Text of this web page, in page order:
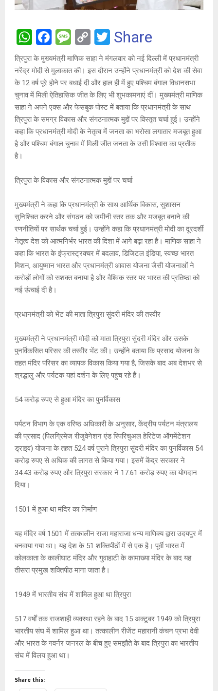
W
h
at
s
A
p
p
F
a
ce
b
o
o
k
M
es
s
a
g
e
C
o
py
Li
n
k
T
wi
tt
er
Share
त्रिपुरा के मुख्यमंत्री माणिक साहा ने मंगलवार को नई दिल्ली में प्रधानमंत्री
नरेंद्र मोदी से मुलाकात की। इस दौरान उन्होंने प्रधानमंत्री को देश की सेवा
के 12 वर्ष पूरे होने पर बधाई दी और हाल ही में हुए पश्चिम बंगाल विधानसभा
चुनाव में मिली ऐतिहासिक जीत के लिए भी शुभकामनाएं दीं। मुख्यमंत्री माणिक
साहा ने अपने एक्स और फेसबुक पोस्ट में बताया कि प्रधानमंत्री के साथ
त्रिपुरा के समग्र विकास और संगठनात्मक मुद्दों पर विस्तृत चर्चा हुई। उन्होंने
कहा कि प्रधानमंत्री मोदी के नेतृत्व में जनता का भरोसा लगातार मजबूत हुआ
है और पश्चिम बंगाल चुनाव में मिली जीत जनता के उसी विश्वास का प्रतीक
है।
त्रिपुरा के विकास और संगठनात्मक मुद्दों पर चर्चा
मुख्यमंत्री ने कहा कि प्रधानमंत्री के साथ आर्थिक विकास, सुशासन
सुनिश्चित करने और संगठन को जमीनी स्तर तक और मजबूत बनाने की
रणनीतियों पर सार्थक चर्चा हुई। उन्होंने कहा कि प्रधानमंत्री मोदी का दूरदर्शी
नेतृत्व देश को आत्मनिर्भर भारत की दिशा में आगे बढ़ा रहा है। माणिक साहा ने
कहा कि भारत के इंफ्रास्ट्रक्चर में बदलाव, डिजिटल इंडिया, स्वच्छ भारत
मिशन, आयुष्मान भारत और प्रधानमंत्री आवास योजना जैसी योजनाओं ने
करोड़ों लोगों को सशक्त बनाया है और वैश्विक स्तर पर भारत की प्रतिष्ठा को
नई ऊंचाई दी है।
प्रधानमंत्री को भेंट की माता त्रिपुरा सुंदरी मंदिर की तस्वीर
मुख्यमंत्री ने प्रधानमंत्री मोदी को माता त्रिपुरा सुंदरी मंदिर और उसके
पुनर्विकसित परिसर की तस्वीर भेंट की। उन्होंने बताया कि प्रसाद योजना के
तहत मंदिर परिसर का व्यापक विकास किया गया है, जिसके बाद अब देशभर से
श्रद्धालु और पर्यटक यहां दर्शन के लिए पहुंच रहे हैं।
54 करोड़ रुपए से हुआ मंदिर का पुनर्विकास
पर्यटन विभाग के एक वरिष्ठ अधिकारी के अनुसार, केंद्रीय पर्यटन मंत्रालय
की प्रसाद (पिलग्रिमेज रीजुवेनेशन एंड स्पिरिचुअल हेरिटेज ऑगमेंटेशन
ड्राइव) योजना के तहत 524 वर्ष पुराने त्रिपुरा सुंदरी मंदिर का पुनर्विकास 54
करोड़ रुपए से अधिक की लागत से किया गया। इसमें केंद्र सरकार ने
34.43 करोड़ रुपए और त्रिपुरा सरकार ने 17.61 करोड़ रुपए का योगदान
दिया।
1501 में हुआ था मंदिर का निर्माण
यह मंदिर वर्ष 1501 में तत्कालीन राजा महाराजा धन्य माणिक्य द्वारा उदयपुर में
बनवाया गया था। यह देश के 51 शक्तिपीठों में से एक है। पूर्वी भारत में
कोलकाता के कालीघाट मंदिर और गुवाहाटी के कामाख्या मंदिर के बाद यह
तीसरा प्रमुख शक्तिपीठ माना जाता है।
1949 में भारतीय संघ में शामिल हुआ था त्रिपुरा
517 वर्षों तक राजशाही व्यवस्था रहने के बाद 15 अक्टूबर 1949 को त्रिपुरा
भारतीय संघ में शामिल हुआ था। तत्कालीन रीजेंट महारानी कंचन प्रभा देवी
और भारत के गवर्नर जनरल के बीच हुए समझौते के बाद त्रिपुरा का भारतीय
संघ में विलय हुआ था।
Share this: